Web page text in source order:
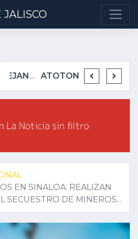
JALISCO
ATOTONILQUILLO INSEGURO Y AL VIRREY NO LE IMPORTA
EN SINALOA: REALIZAN
SECUESTRO DE MINEROS...